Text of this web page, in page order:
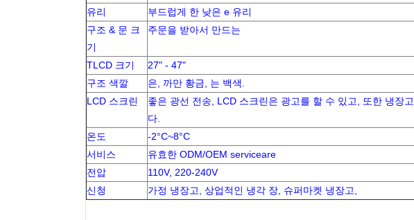
유리
부드럽게 한 낮은 e 유리
구조 & 문 크
기
주문을 받아서 만드는
TLCD 크기
27" - 47"
구조 색깔
은, 까만 황금, 는 백색.
LCD 스크린
좋은 광선 전송, LCD 스크린은 광고를 할 수 있고, 또한 냉장
다.
온도
-2°C~8°C
서비스
유효한 ODM/OEM serviceare
전압
110V, 220-240V
신청
가정 냉장고, 상업적인 냉각 장, 슈퍼마켓 냉장고,